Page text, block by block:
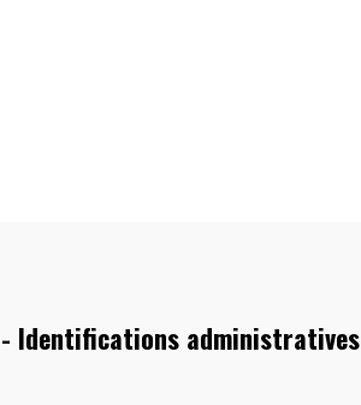
- Identifications administratives